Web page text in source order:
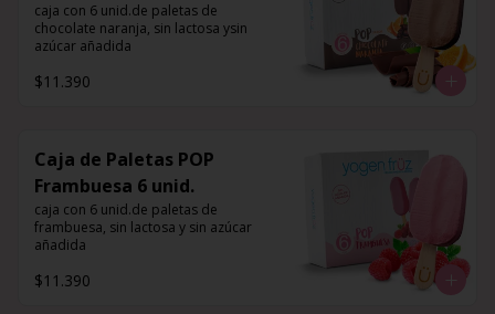
caja con 6 unid.de paletas de
chocolate naranja, sin lactosa ysin
azúcar añadida
$11.390
Caja de Paletas POP
Frambuesa 6 unid.
caja con 6 unid.de paletas de
frambuesa, sin lactosa y sin azúcar
añadida
$11.390